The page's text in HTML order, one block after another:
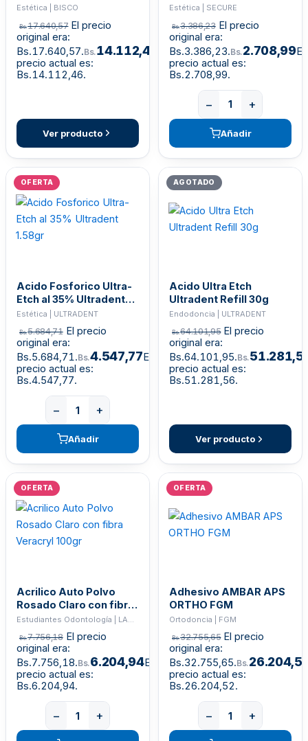
Estética | BISCO
Bs.17.640,57 El precio
original era:
Bs.17.640,57.Bs.14.112,46
precio actual es:
Bs.14.112,46.
Ver producto
Estética | SECURE
Bs.3.386,23 El precio
original era:
Bs.3.386,23.Bs.2.708,99El
precio actual es:
Bs.2.708,99.
− +
Añadir
OFERTA
Acido Fosforico Ultra-
Etch al 35% Ultradent
1.58gr
Estética | ULTRADENT
Bs.5.684,71 El precio
original era:
Bs.5.684,71.Bs.4.547,77El
precio actual es:
Bs.4.547,77.
− +
Añadir
AGOTADO
Acido Ultra Etch
Ultradent Refill 30g
Endodoncia | ULTRADENT
Bs.64.101,95 El precio
original era:
Bs.64.101,95.Bs.
precio actual es:
Bs.51.281,56.
Ver producto
OFERTA
Acrilico Auto Polvo
Rosado Claro con fibra
Veracryl 100gr
Estudiantes Odontología | LABORATORIO
Bs.7.756,18 El precio
original era:
Bs.7.756,18.Bs.6.204,94El
precio actual es:
Bs.6.204,94.
− +
OFERTA
Adhesivo AMBAR APS
ORTHO FGM
Ortodoncia | FGM
Bs.32.755,65 El precio
original era:
Bs.32.755,65.Bs.
precio actual es:
Bs.26.204,52.
− +